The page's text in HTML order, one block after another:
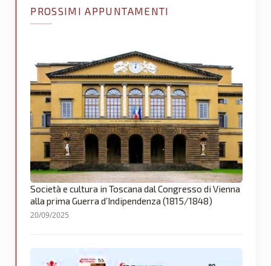
PROSSIMI APPUNTAMENTI
Società e cultura in Toscana dal Congresso di Vienna
alla prima Guerra d’Indipendenza (1815/1848)
20/09/2025